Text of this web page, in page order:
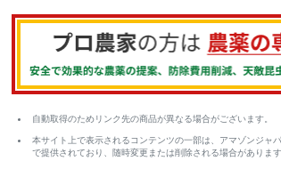
自動取得のためリンク先の商品が異なる場合がございます。
本サイト上で表示されるコンテンツの一部は、アマゾンジャ
で提供されており、随時変更または削除される場合があります